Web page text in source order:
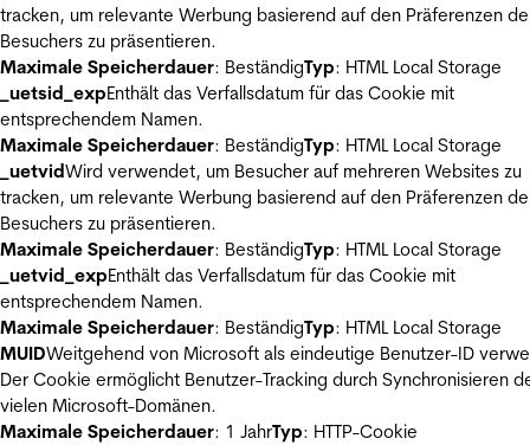
tracken, um relevante Werbung basierend auf den Präferenzen
Besuchers zu präsentieren.
Maximale Speicherdauer: BeständigTyp: HTML Local Storage
_uetsid_expEnthält das Verfallsdatum für das Cookie mit
entsprechendem Namen.
Maximale Speicherdauer: BeständigTyp: HTML Local Storage
_uetvidWird verwendet, um Besucher auf mehreren Websites zu
tracken, um relevante Werbung basierend auf den Präferenzen
Besuchers zu präsentieren.
Maximale Speicherdauer: BeständigTyp: HTML Local Storage
_uetvid_expEnthält das Verfallsdatum für das Cookie mit
entsprechendem Namen.
Maximale Speicherdauer: BeständigTyp: HTML Local Storage
MUIDWeitgehend von Microsoft als eindeutige Benutzer-ID
Der Cookie ermöglicht Benutzer-Tracking durch Synchronisieren
vielen Microsoft-Domänen.
Maximale Speicherdauer: 1 JahrTyp: HTTP-Cookie